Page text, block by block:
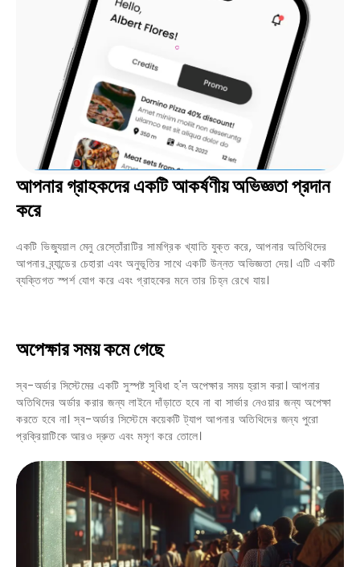
আপনার গ্রাহকদের একটি আকর্ষণীয় অভিজ্ঞতা প্রদান
করে
একটি ভিজ্যুয়াল মেনু রেস্তোঁরাটির সামগ্রিক খ্যাতি যুক্ত করে, আপনার অতিথিদের
আপনার ব্র্যান্ডের চেহারা এবং অনুভূতির সাথে একটি উন্নত অভিজ্ঞতা দেয়। এটি একটি
ব্যক্তিগত স্পর্শ যোগ করে এবং গ্রাহকের মনে তার চিহ্ন রেখে যায়।
অপেক্ষার সময় কমে গেছে
স্ব-অর্ডার সিস্টেমের একটি সুস্পষ্ট সুবিধা হ'ল অপেক্ষার সময় হ্রাস করা। আপনার
অতিথিদের অর্ডার করার জন্য লাইনে দাঁড়াতে হবে না বা সার্ভার নেওয়ার জন্য অপেক্ষা
করতে হবে না। স্ব-অর্ডার সিস্টেমে কয়েকটি ট্যাপ আপনার অতিথিদের জন্য পুরো
প্রক্রিয়াটিকে আরও দ্রুত এবং মসৃণ করে তোলে।